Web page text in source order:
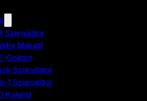
Szimulátor
Makett
Gokart
Szimulátor
1 Szimulátor
Kaland